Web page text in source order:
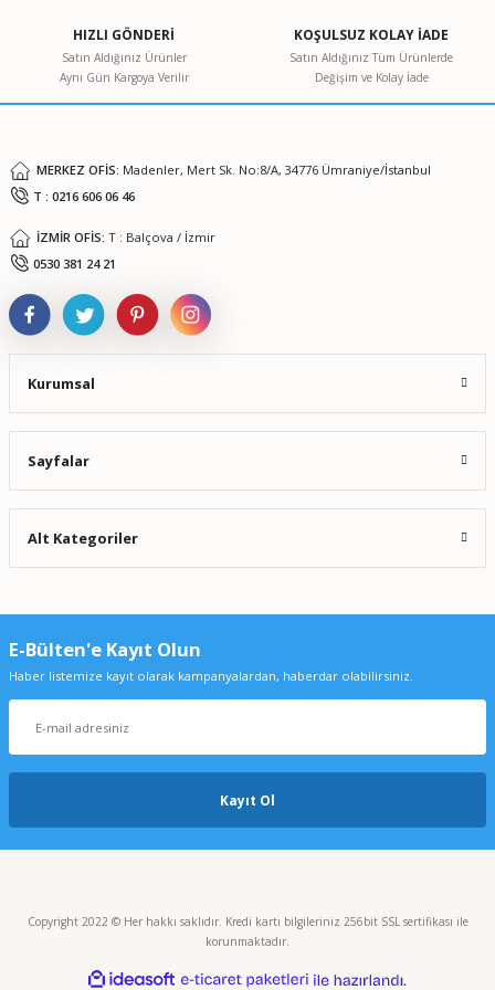
Ürün bilgilerinde hatalar bulunuyor.
Ürün fiyatı diğer sitelerden daha pahalı.
HIZLI GÖNDERİ
Satın Aldığınız Ürünler
Aynı Gün Kargoya Verilir
KOŞULSUZ KOLAY İADE
Satın Aldığınız Tüm Ürünlerde
Değişim ve Kolay İade
MERKEZ OFİS: Madenler, Mert Sk. No:8/A, 34776 Ümraniye/İstanbul
T : 0216 606 06 46
İZMİR OFİS: T : Balçova / İzmir
0530 381 24 21
Kurumsal
Sayfalar
Alt Kategoriler
E-Bülten'e Kayıt Olun
Haber listemize kayıt olarak kampanyalardan, haberdar olabilirsiniz.
Kayıt Ol
Copyright 2022 © Her hakkı saklıdır. Kredi kartı bilgileriniz 256bit SSL sertifikası ile
korunmaktadır.
ideasoft e-